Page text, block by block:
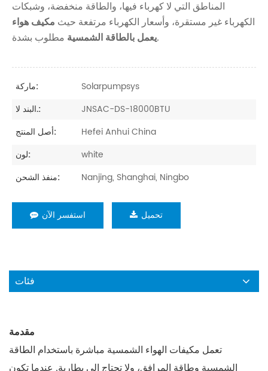
المناطق التي لا كهرباء فيها، والطاقة منخفضة، وشبكات
الكهرباء غير مستقرة، وأسعار الكهرباء مرتفعة حيث مكيف هواء
يعمل بالطاقة الشمسيةمطلوب بشدة.
ماركة:
Solarpumpsys
البند لا.:
JNSAC-DS-18000BTU
أصل المنتج:
Hefei Anhui China
لون:
white
منفذ الشحن:
Nanjing, Shanghai, Ningbo
استفسر الآن تحميل
فئات
مقدمة
تعمل مكيفات الهواء الشمسية مباشرة باستخدام الطاقة
الشمسية وطاقة المرافق، ولا تحتاج إلى بطارية. عندما تكون